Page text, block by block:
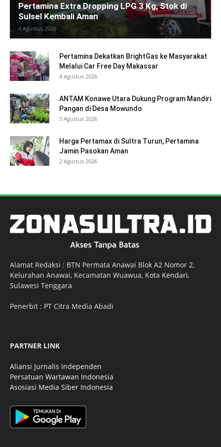
Pertamina Extra Dropping LPG 3 Kg, Stok di
Sulsel Kembali Aman
4 Agustus 2026
Pertamina Dekatkan BrightGas ke Masyarakat
Melalui Car Free Day Makassar
4 Agustus 2026
ANTAM Konawe Utara Dukung Program Mandiri
Pangan di Desa Mowundo
3 Agustus 2026
Harga Pertamax di Sultra Turun, Pertamina
Jamin Pasokan Aman
2 Agustus 2026
Alamat Redaksi : BTN Permata Anawai Blok A2 Nomor 2,
Kelurahan Anawai, Kecamatan Wuawua, Kota Kendari,
Sulawesi Tenggara
Penerbit : PT Citra Media Abadi
PARTNER LINK
Aliansi Jurnalis Independen
Persatuan Wartawan Indonesia
Asosiasi Media Siber Indonesia